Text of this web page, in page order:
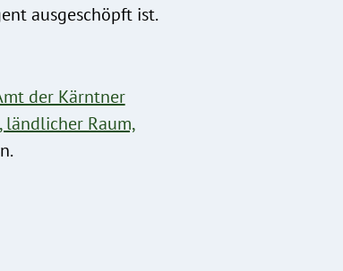
ausgeschöpft ist.
der Kärntner
Raum,